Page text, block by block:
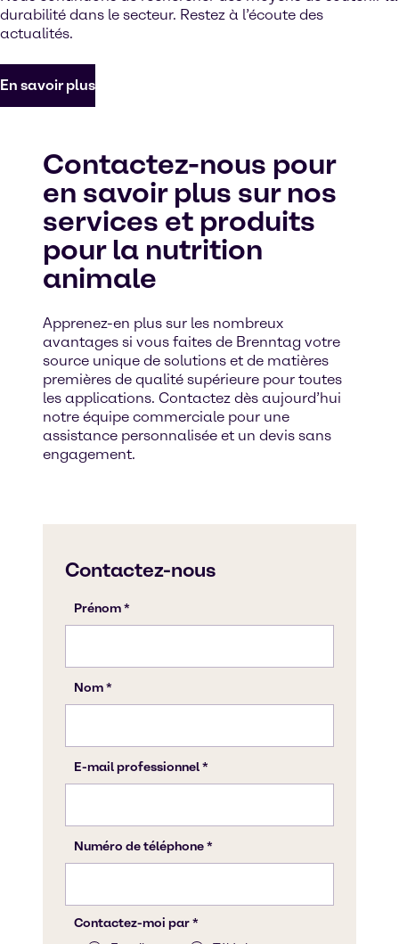
durabilité dans le secteur. Restez à l’écoute des
actualités.
En savoir plus
Contactez-nous pour
en savoir plus sur nos
services et produits
pour la nutrition
animale
Apprenez-en plus sur les nombreux
avantages si vous faites de Brenntag votre
source unique de solutions et de matières
premières de qualité supérieure pour toutes
les applications. Contactez dès aujourd’hui
notre équipe commerciale pour une
assistance personnalisée et un devis sans
engagement.